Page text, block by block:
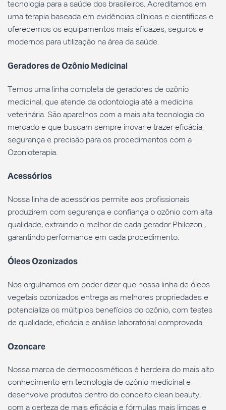
tecnologia para a saúde dos brasileiros. Acreditamos em
uma terapia baseada em evidências clínicas e científicas e
oferecemos os equipamentos mais eficazes, seguros e
modernos para utilização na área da saúde.
Geradores de Ozônio Medicinal
Temos uma linha completa de geradores de ozônio
medicinal, que atende da odontologia até a medicina
veterinária. São aparelhos com a mais alta tecnologia do
mercado e que buscam sempre inovar e trazer eficácia,
segurança e precisão para os procedimentos com a
Ozonioterapia.
Acessórios
Nossa linha de acessórios permite aos profissionais
produzirem com segurança e confiança o ozônio com alta
qualidade, extraindo o melhor de cada gerador Philozon ,
garantindo performance em cada procedimento.
Óleos Ozonizados
Nos orgulhamos em poder dizer que nossa linha de óleos
vegetais ozonizados entrega as melhores propriedades e
potencializa os múltiplos benefícios do ozônio, com testes
de qualidade, eficácia e análise laboratorial comprovada.
Ozoncare
Nossa marca de dermocosméticos é herdeira do mais alto
conhecimento em tecnologia de ozônio medicinal e
desenvolve produtos dentro do conceito clean beauty,
com a certeza de mais eficácia e fórmulas mais limpas e